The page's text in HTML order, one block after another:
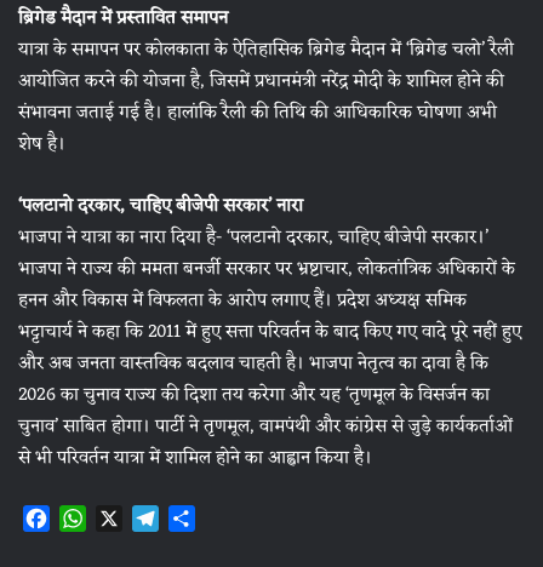
ब्रिगेड मैदान में प्रस्तावित समापन
यात्रा के समापन पर कोलकाता के ऐतिहासिक ब्रिगेड मैदान में ‘ब्रिगेड चलो’ रैली
आयोजित करने की योजना है, जिसमें प्रधानमंत्री नरेंद्र मोदी के शामिल होने की
संभावना जताई गई है। हालांकि रैली की तिथि की आधिकारिक घोषणा अभी
शेष है।
‘पलटानो दरकार, चाहिए बीजेपी सरकार’ नारा
भाजपा ने यात्रा का नारा दिया है- ‘पलटानो दरकार, चाहिए बीजेपी सरकार।’
भाजपा ने राज्य की ममता बनर्जी सरकार पर भ्रष्टाचार, लोकतांत्रिक अधिकारों के
हनन और विकास में विफलता के आरोप लगाए हैं। प्रदेश अध्यक्ष समिक
भट्टाचार्य ने कहा कि 2011 में हुए सत्ता परिवर्तन के बाद किए गए वादे पूरे नहीं हुए
और अब जनता वास्तविक बदलाव चाहती है। भाजपा नेतृत्व का दावा है कि
2026 का चुनाव राज्य की दिशा तय करेगा और यह ‘तृणमूल के विसर्जन का
चुनाव’ साबित होगा। पार्टी ने तृणमूल, वामपंथी और कांग्रेस से जुड़े कार्यकर्ताओं
से भी परिवर्तन यात्रा में शामिल होने का आह्वान किया है।
F W X T